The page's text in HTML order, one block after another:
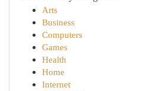
Arts
Business
Computers
Games
Health
Home
Internet